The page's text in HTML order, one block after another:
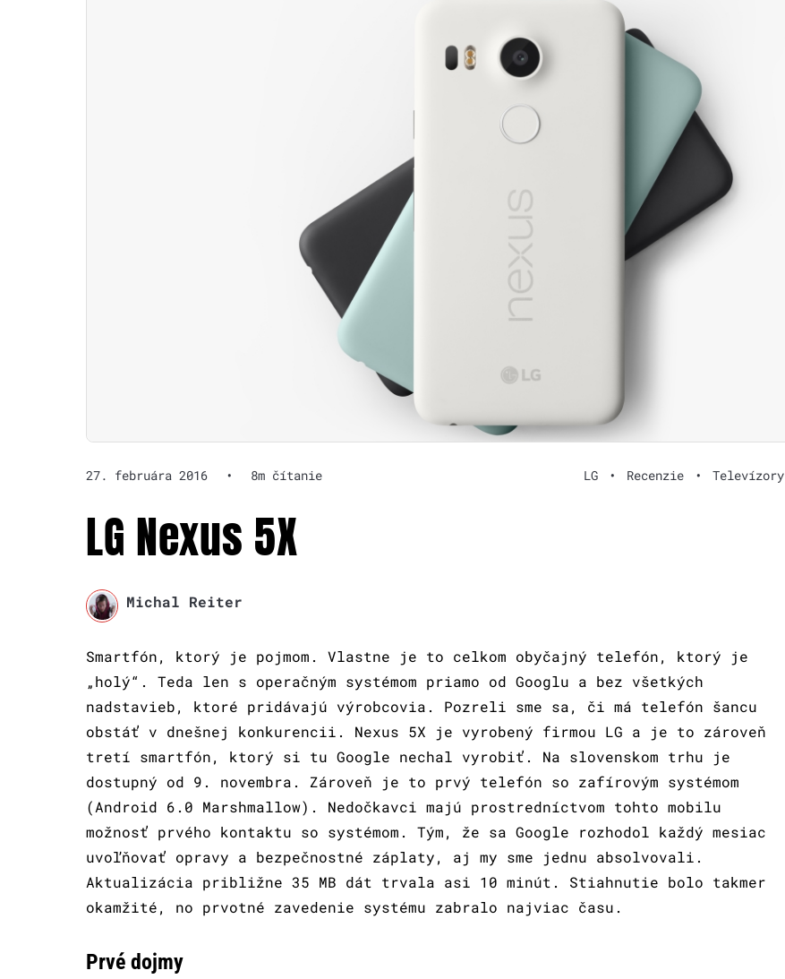
27. februára 2016 • 8m čítanie LG • Recenzie • Televízory
LG Nexus 5X
Michal Reiter
Smartfón, ktorý je pojmom. Vlastne je to celkom obyčajný telefón, ktorý je
„holý“. Teda len s operačným systémom priamo od Googlu a bez všetkých
nadstavieb, ktoré pridávajú výrobcovia. Pozreli sme sa, či má telefón šancu
obstáť v dnešnej konkurencii. Nexus 5X je vyrobený firmou LG a je to zároveň
tretí smartfón, ktorý si tu Google nechal vyrobiť. Na slovenskom trhu je
dostupný od 9. novembra. Zároveň je to prvý telefón so zafírovým systémom
(Android 6.0 Marshmallow). Nedočkavci majú prostredníctvom tohto mobilu
možnosť prvého kontaktu so systémom. Tým, že sa Google rozhodol každý mesiac
uvoľňovať opravy a bezpečnostné záplaty, aj my sme jednu absolvovali.
Aktualizácia približne 35 MB dát trvala asi 10 minút. Stiahnutie bolo takmer
okamžité, no prvotné zavedenie systému zabralo najviac času.
Prvé dojmy